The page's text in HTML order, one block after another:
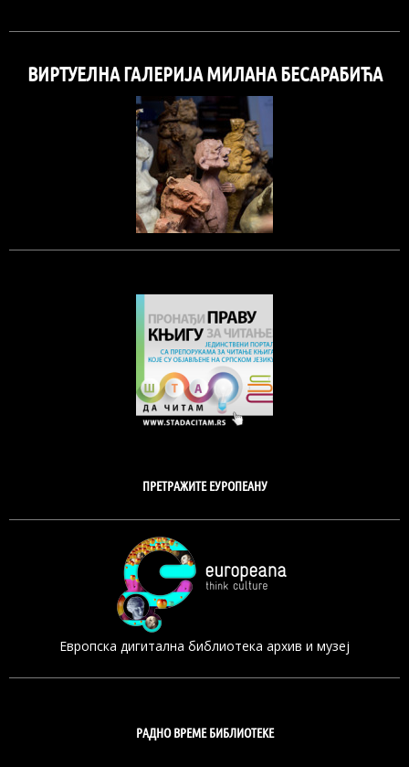
ВИРТУЕЛНА ГАЛЕРИЈА МИЛАНА БЕСАРАБИЋА
ПРЕТРАЖИТЕ ЕУРОПЕАНУ
Европска дигитална библиотека архив и музеј
РАДНО ВРЕМЕ БИБЛИОТЕКЕ